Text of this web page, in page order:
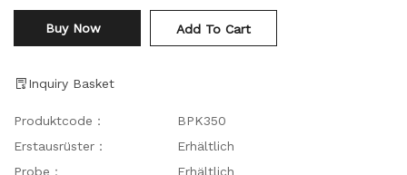
Buy Now Add To Cart
Inquiry Basket
Produktcode：
BPK350
Erstausrüster：
Erhältlich
Probe：
Erhältlich